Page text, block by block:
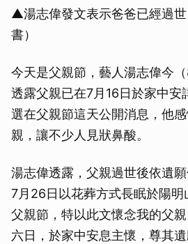
▲湯志偉發文表示爸爸已經過
書）
今天是父親節，藝人湯志偉今
透露父親已在7月16日於家中安
選在父親節這天公開消息，他
親，讓不少人見狀鼻酸。
湯志偉透露，父親過世後依遺
7月26日以花葬方式長眠於陽明
父親節，特以此文懷念我的父
六日，於家中安息主懷，尊其